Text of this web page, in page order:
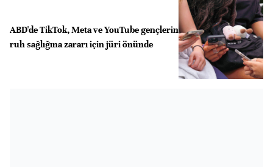
ABD'de TikTok, Meta ve YouTube gençlerin
ruh sağlığına zararı için jüri önünde